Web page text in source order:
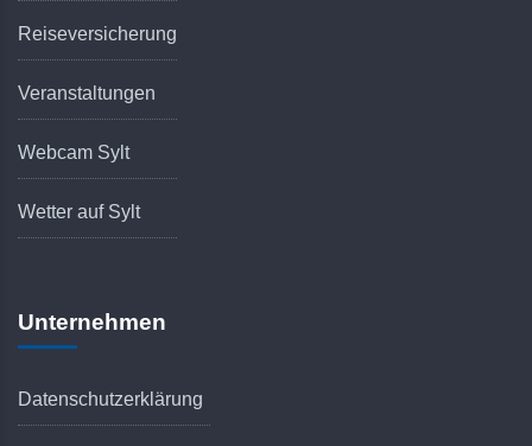
Reiseversicherung
Veranstaltungen
Webcam Sylt
Wetter auf Sylt
Unternehmen
Datenschutzerklärung